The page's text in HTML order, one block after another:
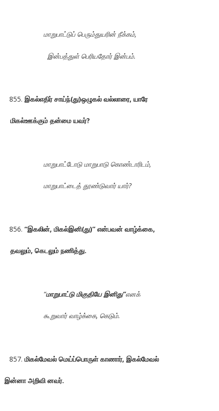
மாறுபாட்டுப் பெரும்துயரின் நீக்கம்,
இன்பத்துள் பெரியதோர் இன்பம்.
இகல்எதிர் சாய்ந்(து)ஒழுகல் வல்லாரை, யாரே
மிகல்ஊக்கும் தன்மை யவர்?
மாறுபாட்டோடு மாறுபாடு கொண்டாரிடம்,
மாறுபாட்டைத் தூண்டுவார் யார்?
“இகலின், மிகல்இனி(து)” என்பவன் வாழ்க்கை,
தவலும், கெடலும் நணித்து.
“மாறுபாட்டு மிகுதியே இனிது”எனக்
கூறுவார் வாழ்க்கை, கெடும்.
மிகல்மேவல் மெய்ப்பொருள் காணார், இகல்மேவல்
இன்னா அறிவி னவர்.